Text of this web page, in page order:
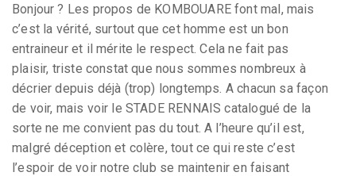
Bonjour ? Les propos de KOMBOUARE font mal, mais
c’est la vérité, surtout que cet homme est un bon
entraineur et il mérite le respect. Cela ne fait pas
plaisir, triste constat que nous sommes nombreux à
décrier depuis déjà (trop) longtemps. A chacun sa façon
de voir, mais voir le STADE RENNAIS catalogué de la
sorte ne me convient pas du tout. A l’heure qu’il est,
malgré déception et colère, tout ce qui reste c’est
l’espoir de voir notre club se maintenir en faisant